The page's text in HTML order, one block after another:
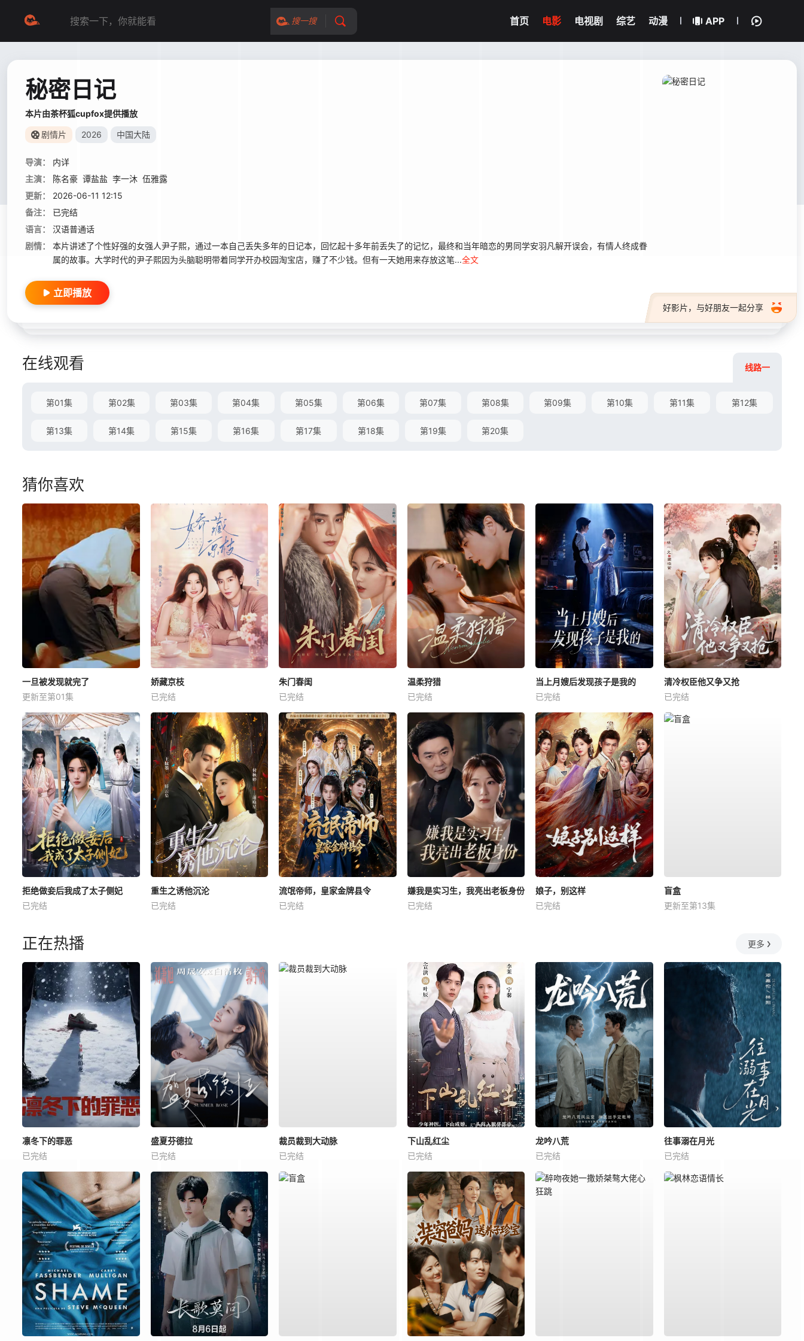
搜一搜 首页 电影 电视剧 综艺 动漫 APP
秘密日记
本片由茶杯狐cupfox提供播放
剧情片 2026 中国大陆
导演：
内详
主演：
陈名豪 谭盐盐 李一沐 伍雅露
更新：
2026-06-11 12:15
备注：
已完结
语言：
汉语普通话
剧情：
本片讲述了个性好强的女强人尹子熙，通过一本自己丢失多年的日记本，回忆起十多年前丢失了的记忆，最终和当年暗恋的男同学安羽凡解开误会，有情人终成眷
属的故事。大学时代的尹子熙因为头脑聪明带着同学开办校园淘宝店，赚了不少钱。但有一天她用来存放这笔...全文
好影片，与好朋友一起分享
立即播放
在线观看 线路一
第01集 第02集 第03集 第04集 第05集 第06集 第07集 第08集 第09集 第10集 第11集 第12集
第13集 第14集 第15集 第16集 第17集 第18集 第19集 第20集
猜你喜欢
一旦被发现就完了
更新至第01集
娇藏京枝
已完结
朱门春闺
已完结
温柔狩猎
已完结
当上月嫂后发现孩子是我的
已完结
清冷权臣他又争又抢
已完结
拒绝做妾后我成了太子侧妃
已完结
重生之诱他沉沦
已完结
流氓帝师，皇家金牌县令
已完结
嫌我是实习生，我亮出老板身份
已完结
娘子，别这样
已完结
盲盒
更新至第13集
正在热播 更多
凛冬下的罪恶
已完结
盛夏芬德拉
已完结
裁员裁到大动脉
已完结
下山乱红尘
已完结
龙吟八荒
已完结
往事溺在月光
已完结